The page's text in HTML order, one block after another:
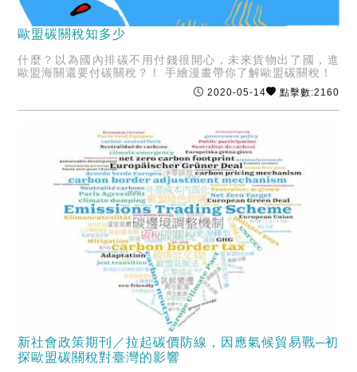
歐盟碳關稅知多少
什麼？以為國內排碳不用付錢很開心，未來貨物出了國，進
歐盟海關還要付碳關稅？！ 手繪漫畫帶你了解歐盟碳關稅！
2020-05-14 點擊數:2160
新社會政策期刊／拉起碳價防線，因應氣候貿易戰─初
探歐盟碳關稅對臺灣的影響